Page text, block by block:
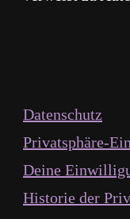
Datenschutz
Privatsphäre-
Deine
Historie der